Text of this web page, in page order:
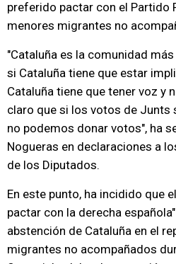
preferido pactar con el Partido
menores migrantes no
"Cataluña es la comunidad
si Cataluña tiene que estar
Cataluña tiene que tener voz y
claro que si los votos de Junts
no podemos donar votos", ha
Nogueras en declaraciones a
de los Diputados.
En este punto, ha incidido que
pactar con la derecha
abstención de Cataluña en el
migrantes no acompañados